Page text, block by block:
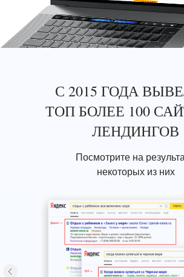
С 2015 ГОДА
ТОП БОЛЕЕ 100
ЛЕНДИНГОВ
Посмотрите на
некоторых из них